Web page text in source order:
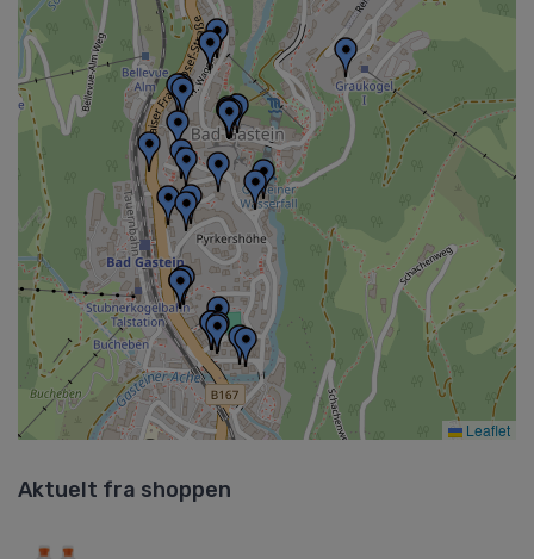
Leaflet
Aktuelt fra shoppen